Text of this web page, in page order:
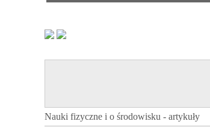
Nauki fizyczne i o środowisku - artykuły